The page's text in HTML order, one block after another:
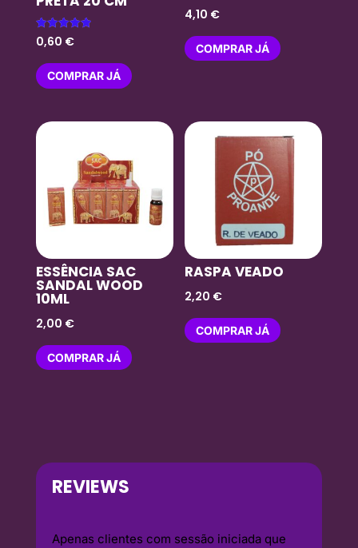
Avaliação
5.00
0,60 €
COMPRAR JÁ
4,10 €
COMPRAR JÁ
ESSÊNCIA SAC
SANDAL WOOD
10ML
2,00 €
COMPRAR JÁ
RASPA VEADO
2,20 €
COMPRAR JÁ
REVIEWS
Apenas clientes com sessão iniciada que